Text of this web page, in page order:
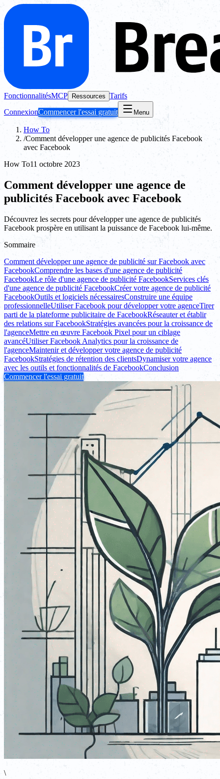
FonctionnalitésMCP Ressources Tarifs
ConnexionCommencer l'essai gratuit Menu
How To
/Comment développer une agence de publicités Facebook
avec Facebook
How To11 octobre 2023
Comment développer une agence de
publicités Facebook avec Facebook
Découvrez les secrets pour développer une agence de publicités
Facebook prospère en utilisant la puissance de Facebook lui-même.
Sommaire
Comment développer une agence de publicité sur Facebook avec
FacebookComprendre les bases d'une agence de publicité
FacebookLe rôle d'une agence de publicité FacebookServices clés
d'une agence de publicité FacebookCréer votre agence de publicité
FacebookOutils et logiciels nécessairesConstruire une équipe
professionnelleUtiliser Facebook pour développer votre agenceTirer
parti de la plateforme publicitaire de FacebookRéseauter et établir
des relations sur FacebookStratégies avancées pour la croissance de
l'agenceMettre en œuvre Facebook Pixel pour un ciblage
avancéUtiliser Facebook Analytics pour la croissance de
l'agenceMaintenir et développer votre agence de publicité
FacebookStratégies de rétention des clientsDynamiser votre agence
avec les outils et fonctionnalités de FacebookConclusion
Commencer l'essai gratuit
\